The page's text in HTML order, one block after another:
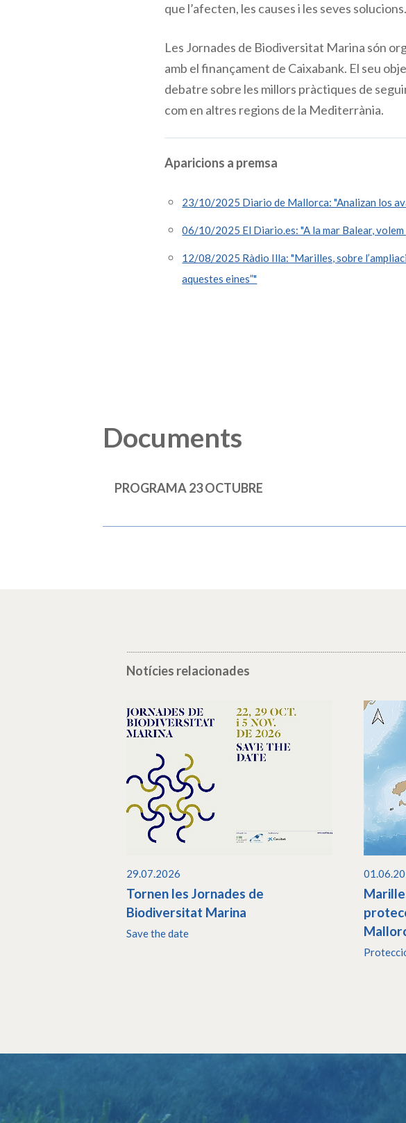
que l’afecten, les causes i les seves solucions.
Les Jornades de Biodiversitat Marina són
amb el finançament de Caixabank. El seu
debatre sobre les millors pràctiques de
com en altres regions de la Mediterrània.
Aparicions a premsa
23/10/2025 Diario de Mallorca: "Analizan los
06/10/2025 El Diario.es: "A la mar Balear, volem
12/08/2025 Ràdio Illa: "Marilles, sobre
aquestes eines”"
Documents
PROGRAMA 23 OCTUBRE
Notícies relacionades
29.07.2026
Tornen les Jornades de
Biodiversitat Marina
Save the date